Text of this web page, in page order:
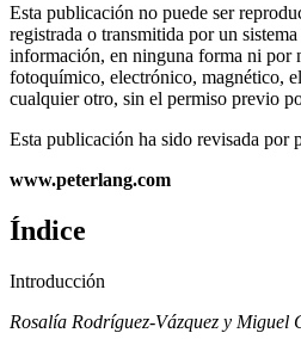
Esta publicación no puede ser
registrada o transmitida por un
información, en ninguna forma ni por
fotoquímico, electrónico, magnético,
cualquier otro, sin el permiso previo
Esta publicación ha sido revisada por
www.peterlang.com
Índice
Introducción
Rosalía Rodríguez-Vázquez y Miguel